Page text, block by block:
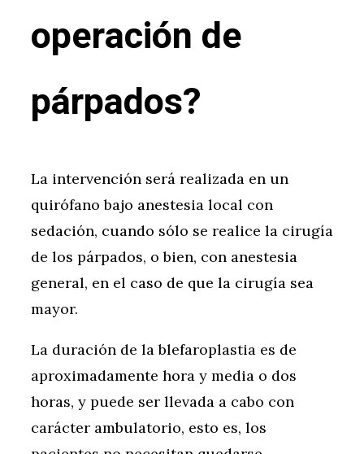
operación de
párpados?
La intervención será realizada en un
quirófano bajo anestesia local con
sedación, cuando sólo se realice la cirugía
de los párpados, o bien, con anestesia
general, en el caso de que la cirugía sea
mayor.
La duración de la blefaroplastia es de
aproximadamente hora y media o dos
horas, y puede ser llevada a cabo con
carácter ambulatorio, esto es, los